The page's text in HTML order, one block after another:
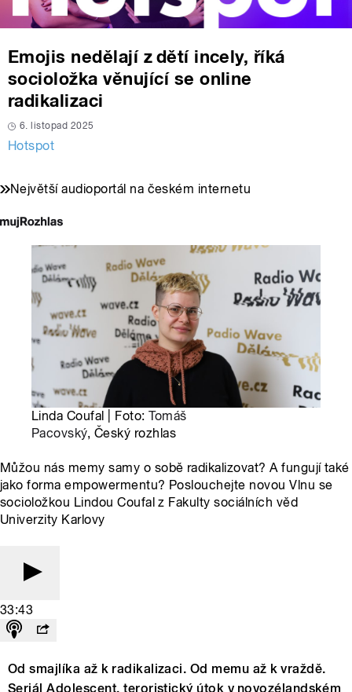
Emojis nedělají z dětí incely, říká
socioložka věnující se online
radikalizaci
6. listopad 2025
Hotspot
Největší audioportál na českém internetu
Linda Coufal | Foto:Tomáš
Pacovský, Český rozhlas
Můžou nás memy samy o sobě radikalizovat? A fungují také
jako forma empowermentu? Poslouchejte novou Vlnu se
socioložkou Lindou Coufal z Fakulty sociálních věd
Univerzity Karlovy
33:43
Od smajlíka až k radikalizaci. Od memu až k vraždě.
Seriál Adolescent, teroristický útok v novozélandském